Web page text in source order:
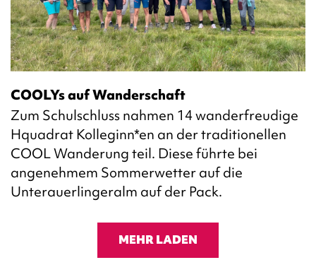
COOLYs auf Wanderschaft
Zum Schulschluss nahmen 14 wanderfreudige
Hquadrat Kolleginn*en an der traditionellen
COOL Wanderung teil. Diese führte bei
angenehmem Sommerwetter auf die
Unterauerlingeralm auf der Pack.
MEHR LADEN